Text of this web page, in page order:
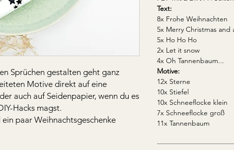
Sprüchen gestalten geht ganz
Motive direkt auf eine
auch auf Seidenpapier, wenn du es
Hacks magst.
paar Weihnachtsgeschenke
Text:
8x Frohe Weihnachten
5x Merry Christmas and
5x Ho Ho Ho
2x Let it snow
4x Oh Tannenbaum...
Motive:
12x Sterne
10x Stiefel
10x Schneeflocke klein
7x Schneeflocke groß
11x Tannenbaum